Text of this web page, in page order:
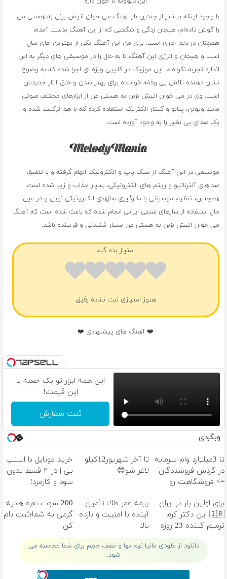
با وجود اینکه بیشتر از چندین بار آهنگ می خوان اتیش بزنن به هستی من
را گوش داده‌ام، هیجان‌ زدگی و شگفتی که از این آهنگ بدست آمده،
همچنان در دلم جاری است. برای من این آهنگ یکی از بهترین های سال
است و هیجان و انرژی این آهنگ تا به حال را در موسیقی های دیگر به این
اندازه تجربه نکرده‌ام. این موزیک در کلیپی ویژه ای اجرا شده که به وضوح
نشان دهنده تلاش بی وقفه خواننده برای بهتر شدن و خلق آثار جدیدش
است. وی در می خوان اتیش بزنن به هستی من از ابزارهای مختلف صوتی
مانند ویولن، پیانو و گیتار الکتریک استفاده کرده که با هم ترکیب شده و
یک صدای بی نظیر را به وجود آورده است.
موسیقی در این آهنگ از سبک پاپ و الکترونیک الهام گرفته و با تلفیق
صداهای آلترناتیو و ریتم های الکترونیکی، بسیار جذاب و زیبا شده است.
همچنین، تنظیم موسیقی با بکارگیری سازهای الکترونیکی نوین و در عین
حال استفاده از سازهای سنتی ایرانی انجام شده که باعث شده است که آهنگ
می خوان اتیش بزنن به هستی من بسیار شنیدنی و فریبنده باشد.
امتیاز بده گلم
هنوز امتیازی ثبت نشده رفیق
❤️ آهنگ های پیشنهادی ❤️
این همه ابزار تو یک جعبه با
این قیمت!
ثبت سفارش
وبگردی
تا 3میلیارد وام سرمایه
در گردش فروشندگان
=> فروشگاهت رو
تا آخر شهریور12کیلو
لاغر شو😍
خرید موبایل با اسنپ
پی | در ۴ قسط بدون
سود و کارمزد!
برای اولین بار در ایران
🇮🇷 این دکتر کرم
ترمیم کننده 23 روزه
بیمه عمر طلا: تأمین
آینده با امنیت و بازده
بالا
200 سوت نقره هدیه
گرمی به شما؛ثبت نام
کن
دانلود از ملودی مانیا نیم بها و نصف حجم برای شما محاسبه می
شود.